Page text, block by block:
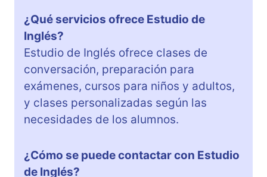
¿Qué servicios ofrece Estudio de
Inglés?
Estudio de Inglés ofrece clases de
conversación, preparación para
exámenes, cursos para niños y adultos,
y clases personalizadas según las
necesidades de los alumnos.
¿Cómo se puede contactar con Estudio
de Inglés?